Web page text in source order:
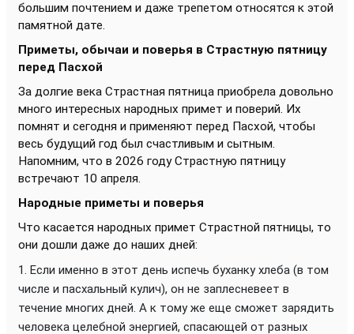
большим почтением и даже трепетом относятся к этой
памятной дате.
Приметы, обычаи и поверья в Страстную пятницу
перед Пасхой
За долгие века Страстная пятница приобрела довольно
много интересных народных примет и поверий. Их
помнят и сегодня и применяют перед Пасхой, чтобы
весь будущий год был счастливым и сытным.
Напомним, что в 2026 году Страстную пятницу
встречают 10 апреля.
Народные приметы и поверья
Что касается народных примет Страстной пятницы, то
они дошли даже до наших дней:
Если именно в этот день испечь буханку хлеба (в том
числе и пасхальный кулич), он не заплесневеет в
течение многих дней. А к тому же еще сможет зарядить
человека целебной энергией, спасающей от разных